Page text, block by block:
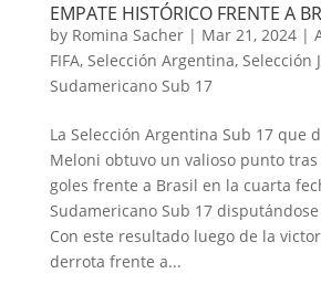
EMPATE HISTÓRICO FRENTE A
by Romina Sacher| Mar 21, 2024|
FIFA, Selección Argentina, Selección
Sudamericano Sub 17
La Selección Argentina Sub 17 que
Meloni obtuvo un valioso punto
goles frente a Brasil en la cuarta
Sudamericano Sub 17
Con este resultado luego de la
derrota frente a...